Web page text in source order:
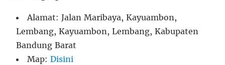
Alamat: Jalan Maribaya, Kayuambon,
Lembang, Kayuambon, Lembang, Kabupaten
Bandung Barat
Map: Disini